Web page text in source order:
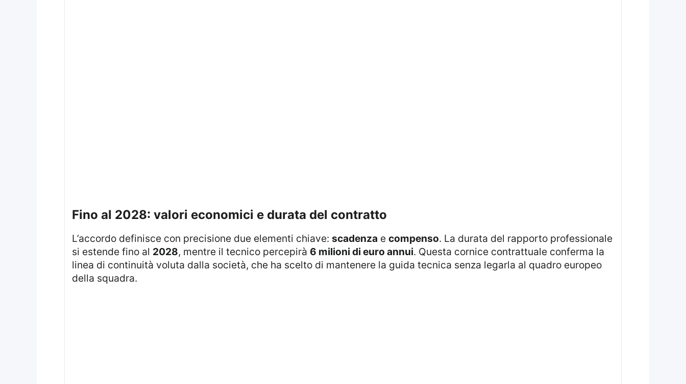
fino al 2028: valori economici e durata del contratto
L’accordo definisce con precisione due elementi chiave: scadenza e compenso. La durata del rapporto professionale
si estende fino al 2028, mentre il tecnico percepirà 6 milioni di euro annui. Questa cornice contrattuale conferma la
linea di continuità voluta dalla società, che ha scelto di mantenere la guida tecnica senza legarla al quadro europeo
della squadra.